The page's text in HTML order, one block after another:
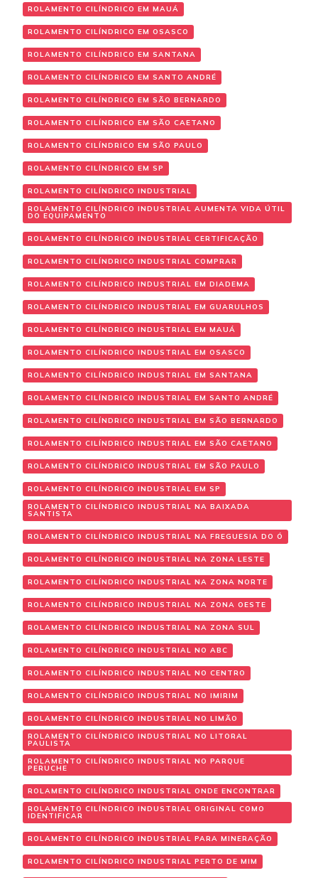
ROLAMENTO CILÍNDRICO EM MAUÁ
ROLAMENTO CILÍNDRICO EM OSASCO
ROLAMENTO CILÍNDRICO EM SANTANA
ROLAMENTO CILÍNDRICO EM SANTO ANDRÉ
ROLAMENTO CILÍNDRICO EM SÃO BERNARDO
ROLAMENTO CILÍNDRICO EM SÃO CAETANO
ROLAMENTO CILÍNDRICO EM SÃO PAULO
ROLAMENTO CILÍNDRICO EM SP
ROLAMENTO CILÍNDRICO INDUSTRIAL
ROLAMENTO CILÍNDRICO INDUSTRIAL AUMENTA VIDA ÚTIL
DO EQUIPAMENTO
ROLAMENTO CILÍNDRICO INDUSTRIAL CERTIFICAÇÃO
ROLAMENTO CILÍNDRICO INDUSTRIAL COMPRAR
ROLAMENTO CILÍNDRICO INDUSTRIAL EM DIADEMA
ROLAMENTO CILÍNDRICO INDUSTRIAL EM GUARULHOS
ROLAMENTO CILÍNDRICO INDUSTRIAL EM MAUÁ
ROLAMENTO CILÍNDRICO INDUSTRIAL EM OSASCO
ROLAMENTO CILÍNDRICO INDUSTRIAL EM SANTANA
ROLAMENTO CILÍNDRICO INDUSTRIAL EM SANTO ANDRÉ
ROLAMENTO CILÍNDRICO INDUSTRIAL EM SÃO BERNARDO
ROLAMENTO CILÍNDRICO INDUSTRIAL EM SÃO CAETANO
ROLAMENTO CILÍNDRICO INDUSTRIAL EM SÃO PAULO
ROLAMENTO CILÍNDRICO INDUSTRIAL EM SP
ROLAMENTO CILÍNDRICO INDUSTRIAL NA BAIXADA
SANTISTA
ROLAMENTO CILÍNDRICO INDUSTRIAL NA FREGUESIA DO Ó
ROLAMENTO CILÍNDRICO INDUSTRIAL NA ZONA LESTE
ROLAMENTO CILÍNDRICO INDUSTRIAL NA ZONA NORTE
ROLAMENTO CILÍNDRICO INDUSTRIAL NA ZONA OESTE
ROLAMENTO CILÍNDRICO INDUSTRIAL NA ZONA SUL
ROLAMENTO CILÍNDRICO INDUSTRIAL NO ABC
ROLAMENTO CILÍNDRICO INDUSTRIAL NO CENTRO
ROLAMENTO CILÍNDRICO INDUSTRIAL NO IMIRIM
ROLAMENTO CILÍNDRICO INDUSTRIAL NO LIMÃO
ROLAMENTO CILÍNDRICO INDUSTRIAL NO LITORAL
PAULISTA
ROLAMENTO CILÍNDRICO INDUSTRIAL NO PARQUE
PERUCHE
ROLAMENTO CILÍNDRICO INDUSTRIAL ONDE ENCONTRAR
ROLAMENTO CILÍNDRICO INDUSTRIAL ORIGINAL COMO
IDENTIFICAR
ROLAMENTO CILÍNDRICO INDUSTRIAL PARA MINERAÇÃO
ROLAMENTO CILÍNDRICO INDUSTRIAL PERTO DE MIM